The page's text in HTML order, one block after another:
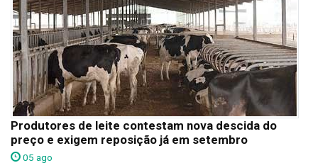
Produtores de leite contestam nova descida do
preço e exigem reposição já em setembro
05 ago